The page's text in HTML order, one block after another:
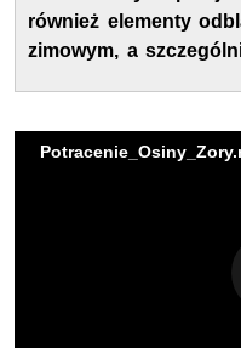
również elementy
zimowym, a